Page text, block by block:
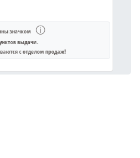
значком ⓘ
выдачи.
с отделом продаж!